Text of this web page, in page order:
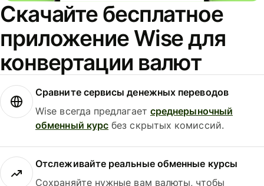
Скачайте бесплатное
приложение Wise для
конвертации валют
Сравните сервисы денежных переводов
Wise всегда предлагает среднерыночный
обменный курс без скрытых комиссий.
Отслеживайте реальные обменные курсы
Сохраняйте нужные вам валюты, чтобы